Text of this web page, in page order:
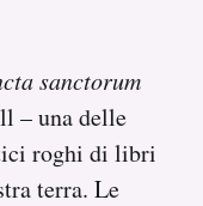
sanctorum
– una delle
roghi di libri
terra. Le